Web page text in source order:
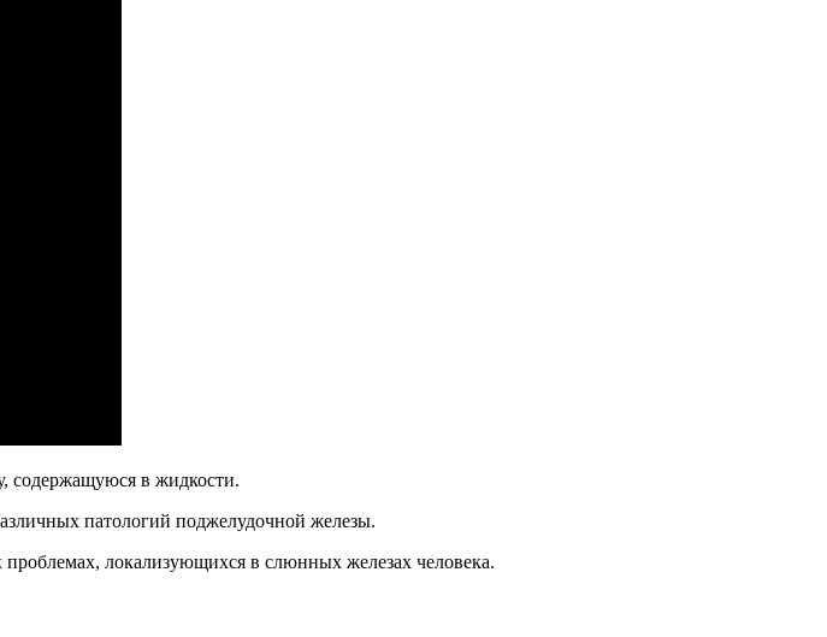
содержащуюся в жидкости.
патологий поджелудочной железы.
локализующихся в слюнных железах человека.